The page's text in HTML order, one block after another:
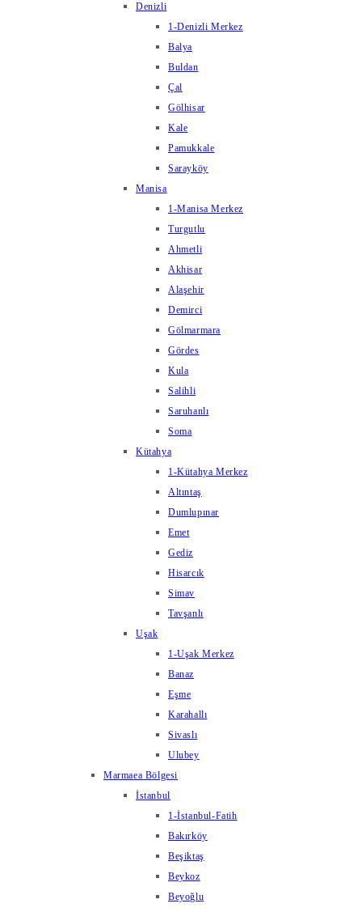
Denizli
1-Denizli Merkez
Balya
Buldan
Çal
Gölhisar
Kale
Pamukkale
Sarayköy
Manisa
1-Manisa Merkez
Turgutlu
Ahmetli
Akhisar
Alaşehir
Demirci
Gölmarmara
Gördes
Kula
Salihli
Saruhanlı
Soma
Kütahya
1-Kütahya Merkez
Altıntaş
Dumlupınar
Emet
Gediz
Hisarcık
Simav
Tavşanlı
Uşak
1-Uşak Merkez
Banaz
Eşme
Karahallı
Sivaslı
Ulubey
Marmaea Bölgesi
İstanbul
1-İstanbul-Fatih
Bakırköy
Beşiktaş
Beykoz
Beyoğlu